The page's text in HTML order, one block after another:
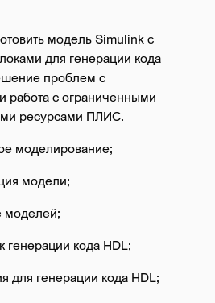
модель Simulink с
для генерации кода
проблем с
работа с ограниченными
ресурсами ПЛИС.
моделирование;
модели;
моделей;
генерации кода HDL;
для генерации кода HDL;